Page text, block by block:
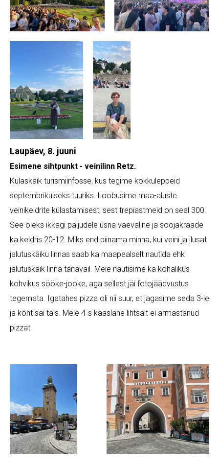
Laupäev, 8. juuni
Esimene sihtpunkt - veinilinn Retz.
Külaskäik turismiinfosse, kus tegime kokkuleppeid
septembrikuiseks tuuriks. Loobusime maa-aluste
veinikeldrite külastamisest, sest trepiastmeid on seal 300.
See oleks ikkagi paljudele üsna vaevaline ja soojakraade
ka keldris 20-12. Miks end piinama minna, kui veini ja ilusat
jalutuskäiku linnas saab ka maapealselt nautida ehk
jalutuskäik linna tänavail. Meie nautisime ka kohalikus
kohvikus sööke-jooke, aga sellest jäi fotojäädvustus
tegemata. Igatahes pizza oli nii suur, et jagasime seda 3-le
ja kõht sai täis. Meie 4-s kaaslane lihtsalt ei armastanud
pizzat.